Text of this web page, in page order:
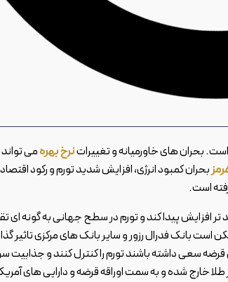
بحران های خاورمیانه و تغییراتنرخ بهرهمی
بحران کمبود انرژی، افزایش شدید تورم و رکود
است.
افزایش پیدا کند و تورم در سطح جهانی به گونه ای
است بانک فدرال رزور و سایر بانک های مرکزی تاثیر
قرضه سعی داشته باشند تورم را کنترل کنند و جذابیت
طلا خارج شده و به سمت اوراقه قرضه و دارایی های